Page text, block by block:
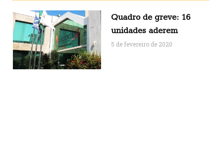
Quadro de greve: 16
unidades aderem
5 de fevereiro de 2020